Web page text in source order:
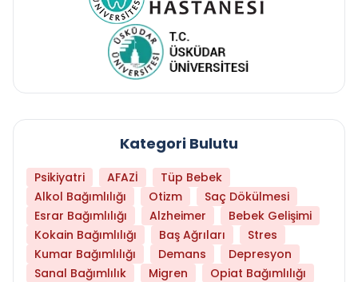
Kategori Bulutu
Psikiyatri AFAZİ
Tüp Bebek
Alkol Bağımlılığı
Otizm
Saç Dökülmesi
Esrar Bağımlılığı
Alzheimer
Bebek Gelişimi
Kokain Bağımlılığı
Baş Ağrıları
Stres
Kumar Bağımlılığı
Demans
Depresyon
Sanal Bağımlılık
Migren
Opiat Bağımlılığı